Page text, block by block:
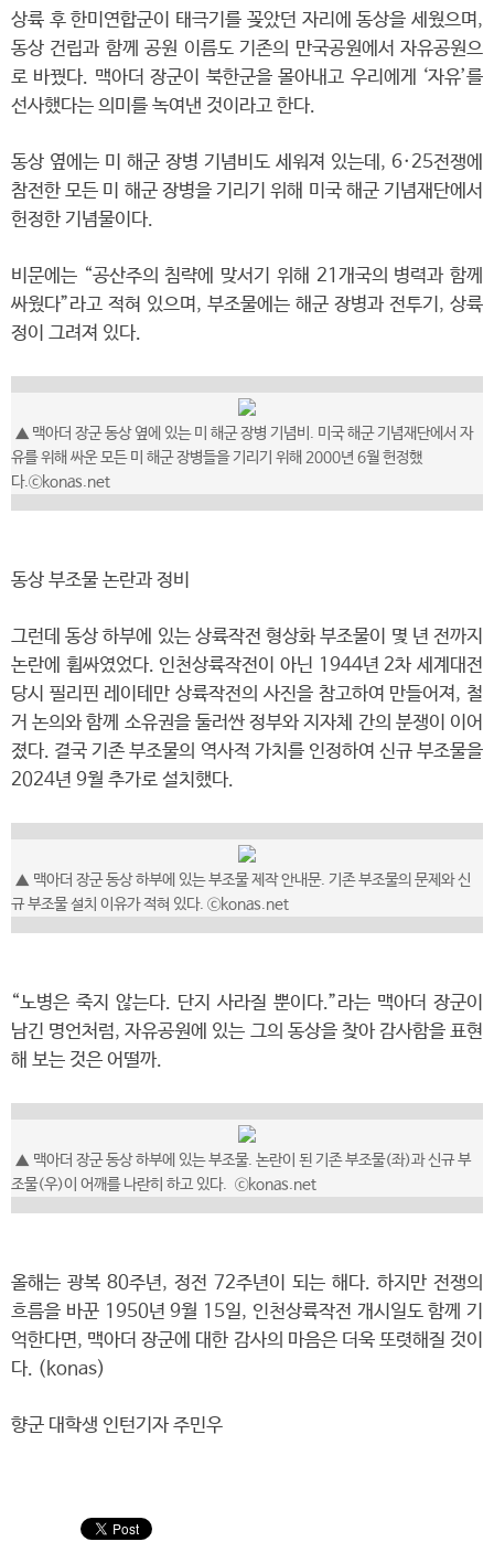
상륙 후 한미연합군이 태극기를 꽂았던 자리에 동상을 세웠으며,
동상 건립과 함께 공원 이름도 기존의 만국공원에서 자유공원으
로 바꿨다. 맥아더 장군이 북한군을 몰아내고 우리에게 ‘자유’를
선사했다는 의미를 녹여낸 것이라고 한다.
동상 옆에는 미 해군 장병 기념비도 세워져 있는데, 6·25전쟁에
참전한 모든 미 해군 장병을 기리기 위해 미국 해군 기념재단에서
헌정한 기념물이다.
비문에는 “공산주의 침략에 맞서기 위해 21개국의 병력과 함께
싸웠다”라고 적혀 있으며, 부조물에는 해군 장병과 전투기, 상륙
정이 그려져 있다.
▲ 맥아더 장군 동상 옆에 있는 미 해군 장병 기념비. 미국 해군 기념재단에서 자
유를 위해 싸운 모든 미 해군 장병들을 기리기 위해 2000년 6월 헌정했
다.ⓒkonas.net
동상 부조물 논란과 정비
그런데 동상 하부에 있는 상륙작전 형상화 부조물이 몇 년 전까지
논란에 휩싸였었다. 인천상륙작전이 아닌 1944년 2차 세계대전
당시 필리핀 레이테만 상륙작전의 사진을 참고하여 만들어져, 철
거 논의와 함께 소유권을 둘러싼 정부와 지자체 간의 분쟁이 이어
졌다. 결국 기존 부조물의 역사적 가치를 인정하여 신규 부조물을
2024년 9월 추가로 설치했다.
▲ 맥아더 장군 동상 하부에 있는 부조물 제작 안내문. 기존 부조물의 문제와 신
규 부조물 설치 이유가 적혀 있다. ⓒkonas.net
“노병은 죽지 않는다. 단지 사라질 뿐이다.”라는 맥아더 장군이
남긴 명언처럼, 자유공원에 있는 그의 동상을 찾아 감사함을 표현
해 보는 것은 어떨까.
▲ 맥아더 장군 동상 하부에 있는 부조물. 논란이 된 기존 부조물(좌)과 신규 부
조물(우)이 어깨를 나란히 하고 있다. ⓒkonas.net
올해는 광복 80주년, 정전 72주년이 되는 해다. 하지만 전쟁의
흐름을 바꾼 1950년 9월 15일, 인천상륙작전 개시일도 함께 기
억한다면, 맥아더 장군에 대한 감사의 마음은 더욱 또렷해질 것이
다. (konas)
향군 대학생 인턴기자 주민우